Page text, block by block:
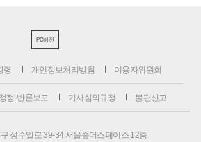
PC버전
령 개인정보처리방침 이용자위원회
정정·반론보도 기사심의규정 불편신고
성수일로 39-34 서울숲더스페이스 12층